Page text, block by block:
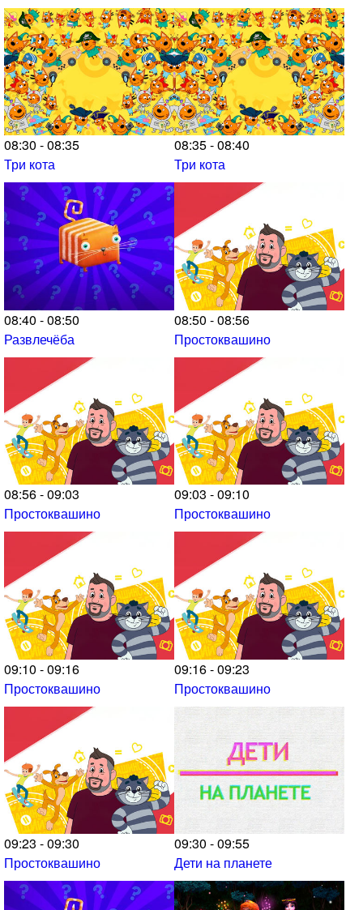
08:30 - 08:35
Три кота
08:35 - 08:40
Три кота
08:40 - 08:50
Развлечёба
08:50 - 08:56
Простоквашино
08:56 - 09:03
Простоквашино
09:03 - 09:10
Простоквашино
09:10 - 09:16
Простоквашино
09:16 - 09:23
Простоквашино
09:23 - 09:30
Простоквашино
09:30 - 09:55
Дети на планете